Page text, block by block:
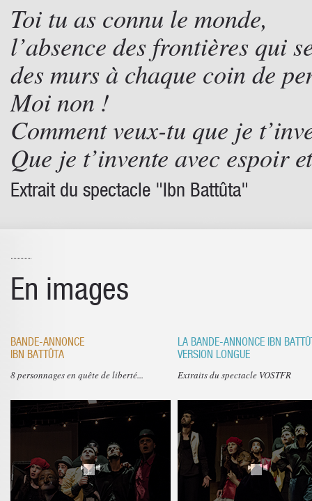
Toi tu as connu le monde,
l’absence des frontières qui
des murs à chaque coin de
Moi non !
Comment veux-tu que je
Que je t’invente avec espoir
Extrait du spectacle "Ibn Battûta"
En images
BANDE-ANNONCE
IBN BATTÛTA
8 personnages en quête de liberté...
LA BANDE-ANNONCE IBN
VERSION LONGUE
Extraits du spectacle VOSTFR